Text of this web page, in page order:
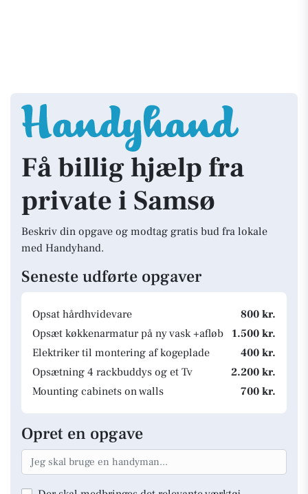
Få billig hjælp fra
private i Samsø
Beskriv din opgave og modtag gratis bud fra lokale
med Handyhand.
Seneste udførte opgaver
Opsat hårdhvidevare
800 kr.
Opsæt køkkenarmatur på ny vask +afløb
1.500 kr.
Elektriker til montering af kogeplade
400 kr.
Opsætning 4 rackbuddys og et Tv
2.200 kr.
Mounting cabinets on walls
700 kr.
Opret en opgave